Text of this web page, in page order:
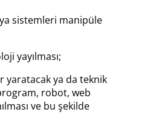
sistemleri manipüle
yayılması;
yaratacak ya da teknik
robot, web
ve bu şekilde